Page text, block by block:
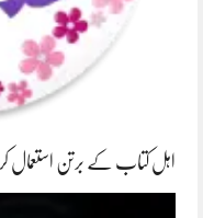
اہل کتاب کے برتن استعمال